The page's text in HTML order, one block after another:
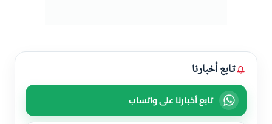
تابع أخبارنا
تابع أخبارنا على واتساب